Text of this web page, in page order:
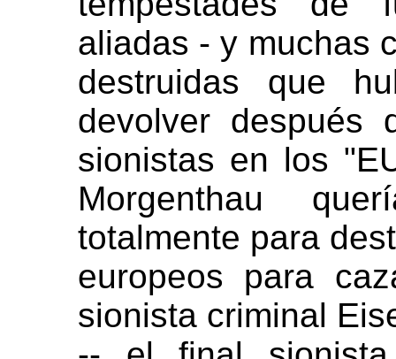
aliadas - y muchas
destruidas que
devolver después
sionistas en los
Morgenthau
totalmente para
europeos para
sionista criminal